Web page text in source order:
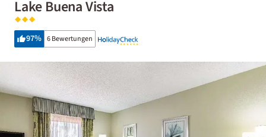
Lake Buena Vista
97% 6 Bewertungen